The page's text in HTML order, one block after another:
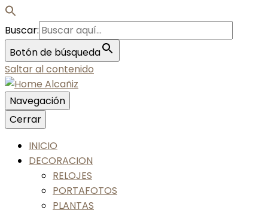
Buscar:
Botón de búsqueda
Saltar al contenido
Home Alcañiz
Nos gusta tu casa, nos gustas tú
Navegación
Cerrar
INICIO
DECORACION
RELOJES
PORTAFOTOS
PLANTAS